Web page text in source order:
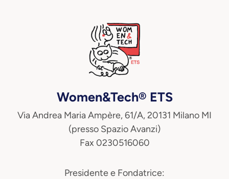
Women&Tech® ETS
Via Andrea Maria Ampère, 61/A, 20131 Milano MI
(presso Spazio Avanzi)
Fax 0230516060
Presidente e Fondatrice: